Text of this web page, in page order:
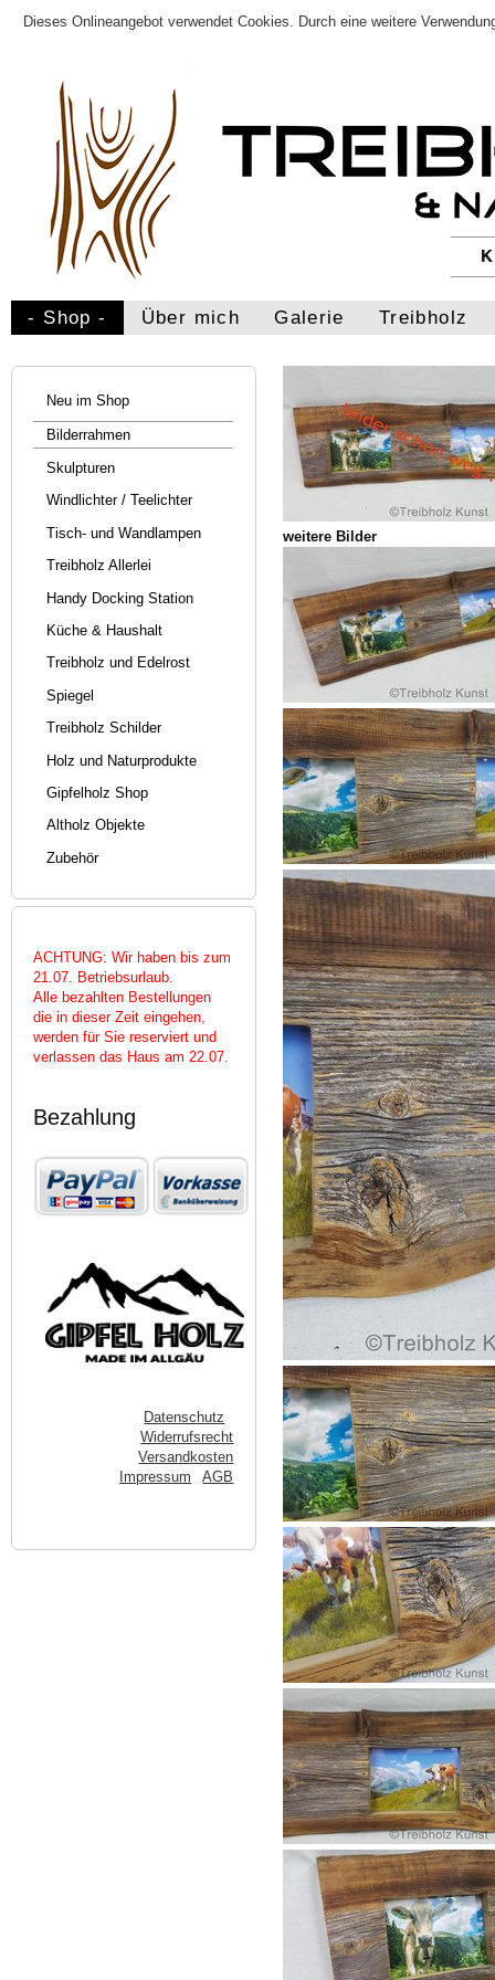
Dieses Onlineangebot verwendet Cookies. Durch eine weitere
- Shop - Über mich Galerie Treibholz
Neu im Shop
Bilderrahmen
Skulpturen
Windlichter / Teelichter
Tisch- und Wandlampen
Treibholz Allerlei
Handy Docking Station
Küche & Haushalt
Treibholz und Edelrost
Spiegel
Treibholz Schilder
Holz und Naturprodukte
Gipfelholz Shop
Altholz Objekte
Zubehör
ACHTUNG: Wir haben bis zum
21.07. Betriebsurlaub.
Alle bezahlten Bestellungen
die in dieser Zeit eingehen,
werden für Sie reserviert und
verlassen das Haus am 22.07.
Bezahlung
Datenschutz
Widerrufsrecht
Versandkosten
Impressum
AGB
weitere Bilder